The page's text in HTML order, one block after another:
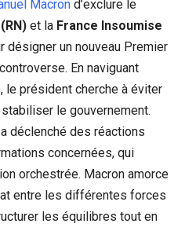
Macron d’exclure le
(RN) et la France Insoumise
désigner un nouveau Premier
En naviguant
le président cherche à éviter
le gouvernement.
a déclenché des réactions
concernées, qui
orchestrée. Macron amorce
entre les différentes forces
les équilibres tout en